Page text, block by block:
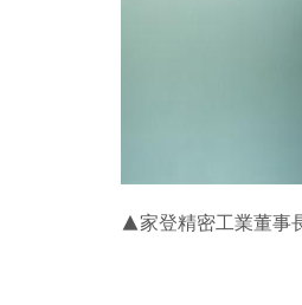
▲家登精密工業董事